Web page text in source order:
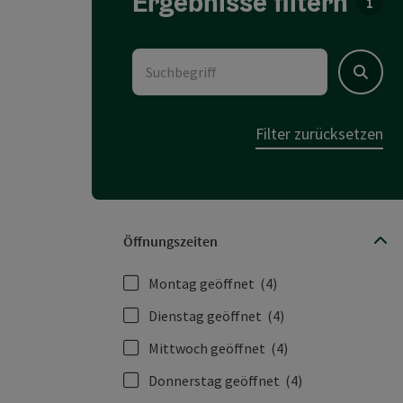
Suchbegriff
Suchen
Filter zurücksetzen
Öffnungszeiten
Montag geöffnet (4)
Dienstag geöffnet (4)
Mittwoch geöffnet (4)
Donnerstag geöffnet (4)